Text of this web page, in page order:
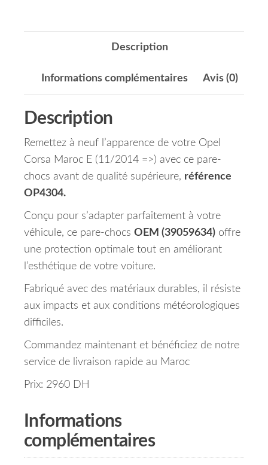
Description
Informations complémentaires Avis (0)
Description
Remettez à neuf l’apparence de votre Opel
Corsa Maroc E (11/2014 =>) avec ce pare-
chocs avant de qualité supérieure, référence
OP4304.
Conçu pour s’adapter parfaitement à votre
véhicule, ce pare-chocs OEM (39059634) offre
une protection optimale tout en améliorant
l’esthétique de votre voiture.
Fabriqué avec des matériaux durables, il résiste
aux impacts et aux conditions météorologiques
difficiles.
Commandez maintenant et bénéficiez de notre
service de livraison rapide au Maroc
Prix: 2960 DH
Informations
complémentaires